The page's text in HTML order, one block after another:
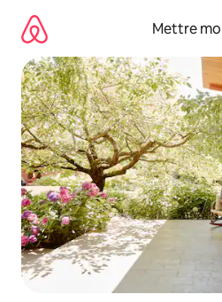
directement
contenu
Mettre